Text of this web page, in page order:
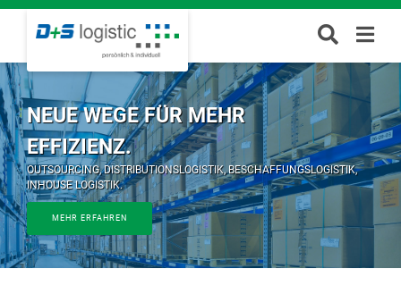
NEUE WEGE FÜR MEHR
EFFIZIENZ.
OUTSOURCING, DISTRIBUTIONSLOGISTIK, BESCHAFFUNGSLOGISTIK,
INHOUSE LOGISTIK.
MEHR ERFAHREN